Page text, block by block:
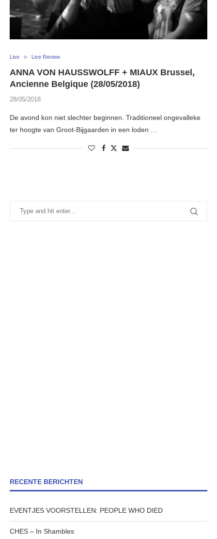
Live Live Review
ANNA VON HAUSSWOLFF + MIAUX Brussel,
Ancienne Belgique (28/05/2018)
28/05/2018
De avond kon niet slechter beginnen. Traditioneel ongevalleke
ter hoogte van Groot-Bijgaarden in een loden …
RECENTE BERICHTEN
EVENTJES VOORSTELLEN: PEOPLE WHO DIED
CHES – In Shambles